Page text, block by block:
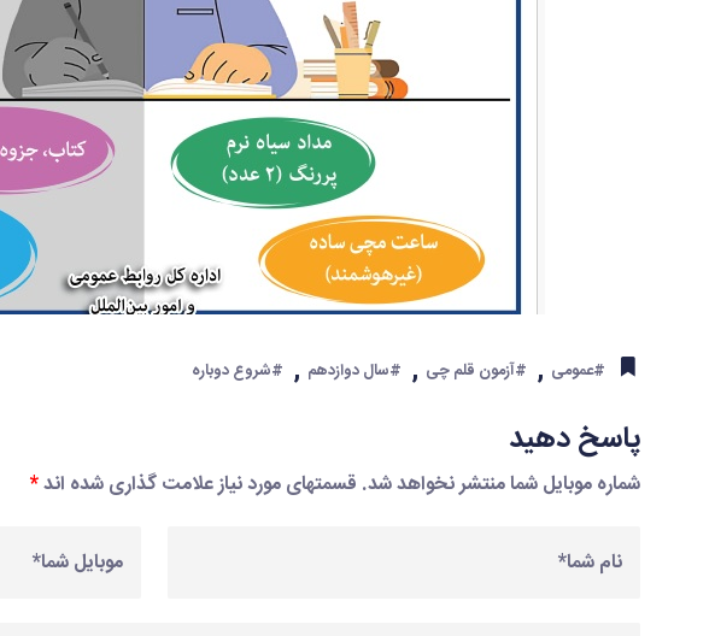
#عمومی , #آزمون قلم چی , #سال دوازدهم , #شروع دوباره
پاسخ دهید
شماره موبایل شما منتشر نخواهد شد. قسمتهای مورد نیاز علامت گذاری شده اند*